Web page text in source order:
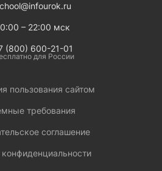
– 22:00 мск
(800) 600-21-01
для России
пользования сайтом
требования
соглашение
конфиденциальности